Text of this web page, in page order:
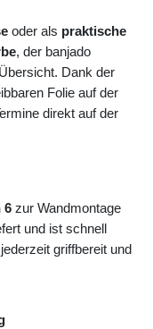
oder als praktische
, der banjado
Dank der
Folie auf der
direkt auf der
6 zur Wandmontage
und ist schnell
griffbereit und